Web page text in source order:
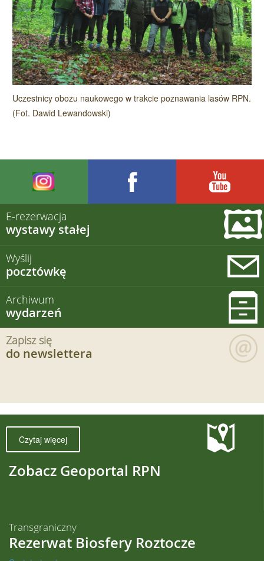
Uczestnicy obozu naukowego w trakcie poznawania lasów RPN.
(Fot. Dawid Lewandowski)
E-rezerwacja
wystawy stałej
Wyślij
pocztówkę
Archiwum
wydarzeń
Zapisz się
do newslettera
Zobacz Geoportal RPN
Czytaj więcej
Transgraniczny
Rezerwat Biosfery Roztocze